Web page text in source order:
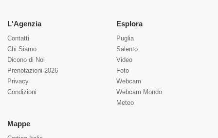
L'Agenzia
Contatti
Chi Siamo
Dicono di Noi
Prenotazioni 2026
Privacy
Condizioni
Esplora
Puglia
Salento
Video
Foto
Webcam
Webcam Mondo
Meteo
Mappe